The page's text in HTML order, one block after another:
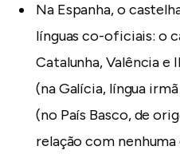
Na Espanha, o
línguas co-oficiais: o
Catalunha, Valência e
(na Galícia, língua
(no País Basco, de
relação com